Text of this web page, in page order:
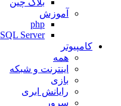
بلاک چین
آموزش
php
SQL Server
کامپیوتر
همه
اینترنت و شبکه
بازی
رایانش ابری
سرور